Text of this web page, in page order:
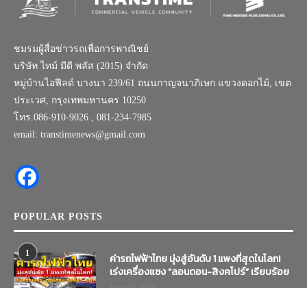
ชมรมผู้สื่อข่าวรถเพื่อการพาณิชย์
บริษัท ไทม์ มีดี พลัส (2015) จำกัด
หมู่บ้านไอฟีลด์ บางนา 239/61 ถนนกาญจนาภิเษก แขวงดอกไม้, เขต
ประเวศ, กรุงเทพมหานคร 10250
โทร.086-910-9026 , 081-234-7985
email: transtimenews@gmail.com
POPULAR POSTS
1
ค่ารถไฟฟ้าไทย มุ่งสู่อันดับ 1 แพงที่สุดในโลก!
เร่งเครื่องแซง “ลอนดอน-สิงคโปร์” เรียบร้อย